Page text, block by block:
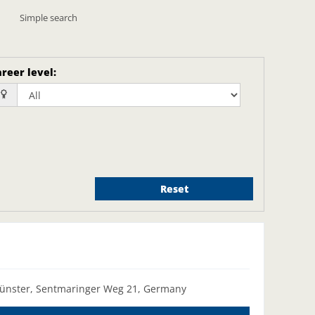
Simple search
level:
Reset
Sentmaringer Weg 21, Germany